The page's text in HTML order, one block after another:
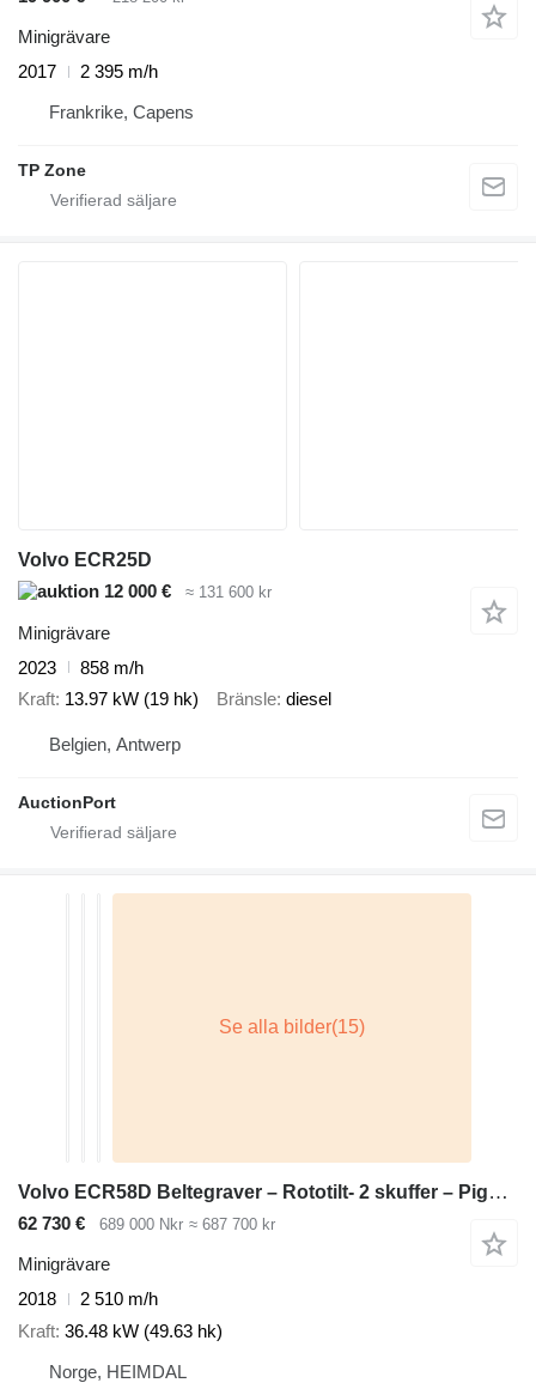
Minigrävare
2017
2 395 m/h
Frankrike, Capens
TP Zone
Volvo ECR25D
12 000 €
≈ 131 600 kr
Minigrävare
2023
858 m/h
Kraft 13.97 kW (19 hk) Bränsle diesel
Belgien, Antwerp
AuctionPort
Volvo ECR58D Beltegraver – Rototilt- 2 skuffer – Pigghammer – Klype –
62 730 € 689 000 Nkr ≈ 687 700 kr
Minigrävare
2018
2 510 m/h
Kraft 36.48 kW (49.63 hk)
Norge, HEIMDAL